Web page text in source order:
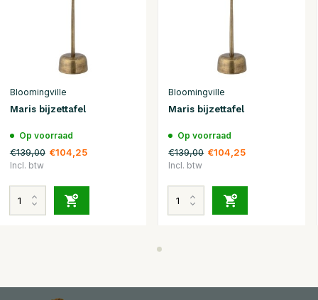
Bloomingville
Maris bijzettafel
Op voorraad
€139,00 €104,25
Incl. btw
Bloomingville
Maris bijzettafel
Op voorraad
€139,00 €104,25
Incl. btw